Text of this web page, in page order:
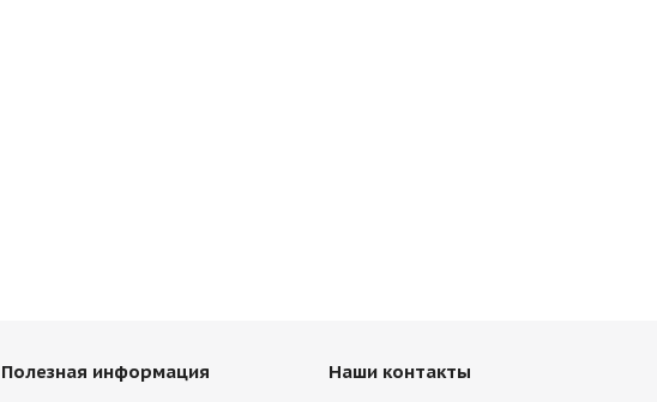
Полезная информация Наши контакты